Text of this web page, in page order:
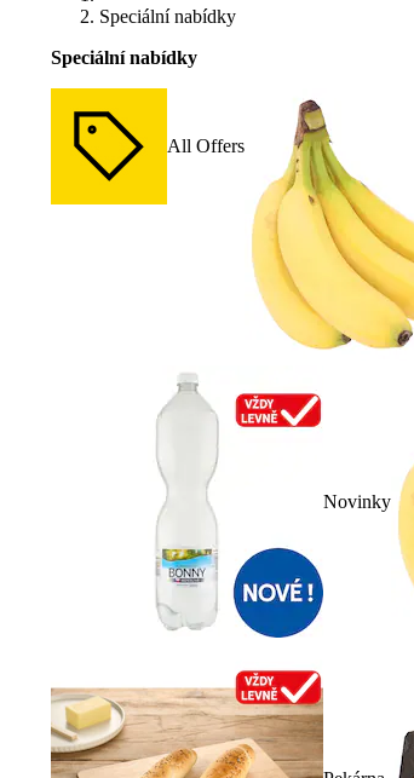
Speciální nabídky
Speciální nabídky
All Offers
Novinky